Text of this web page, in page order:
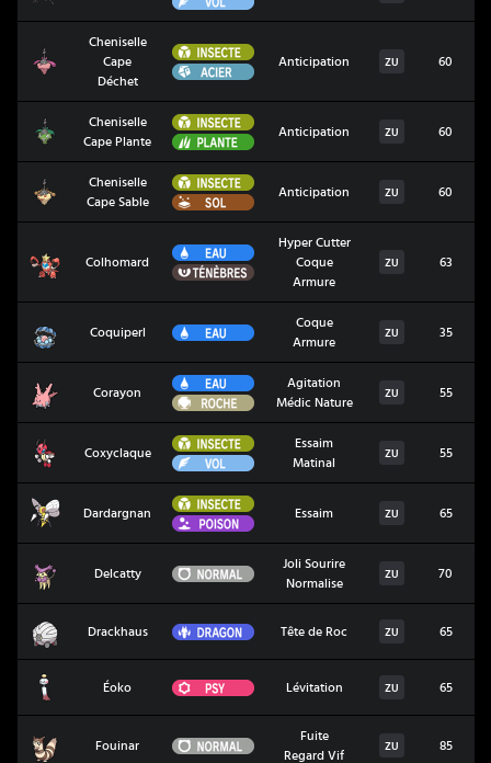
Cheniselle Cape Déchet
Cheniselle
Cape
Déchet
Insecte
Acier
Anticipation ZU 60
Cheniselle Cape Plante
Cheniselle
Cape Plante
Insecte
Plante
Anticipation ZU 60
Cheniselle Cape Sable
Cheniselle
Cape Sable
Insecte
Sol
Anticipation ZU 60
Colhomard
Eau
Ténèbres
Hyper Cutter
Coque
Armure
ZU 63
Coquiperl Eau
Coque
Armure
ZU 35
Corayon
Eau
Roche
Agitation
Médic Nature
ZU 55
Coxyclaque
Insecte
Vol
Essaim
Matinal
ZU 55
Dardargnan
Insecte
Poison
Essaim ZU 65
Delcatty Normal
Joli Sourire
Normalise
ZU 70
Drackhaus DragonTête de Roc ZU 65
Éoko Psy Lévitation ZU 65
Fouinar Normal
Fuite
Regard Vif
ZU 85